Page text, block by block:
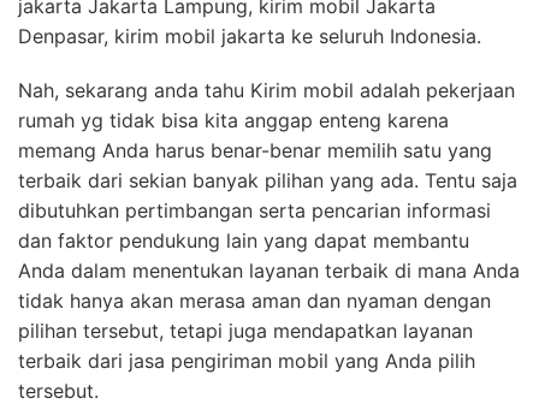
jakarta Jakarta Lampung, kirim mobil Jakarta
Denpasar, kirim mobil jakarta ke seluruh Indonesia.
Nah, sekarang anda tahu Kirim mobil adalah pekerjaan
rumah yg tidak bisa kita anggap enteng karena
memang Anda harus benar-benar memilih satu yang
terbaik dari sekian banyak pilihan yang ada. Tentu saja
dibutuhkan pertimbangan serta pencarian informasi
dan faktor pendukung lain yang dapat membantu
Anda dalam menentukan layanan terbaik di mana Anda
tidak hanya akan merasa aman dan nyaman dengan
pilihan tersebut, tetapi juga mendapatkan layanan
terbaik dari jasa pengiriman mobil yang Anda pilih
tersebut.